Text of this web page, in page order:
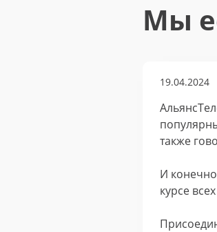
Мы
19.04.2024
также
И
курсе